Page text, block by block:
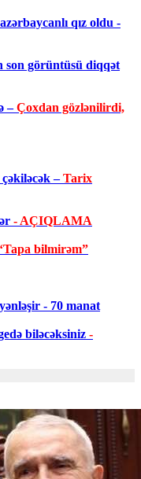
qız oldu -
son görüntüsü diqqət
–Çoxdan gözlənilirdi,
–Tarix
- AÇIQLAMA
bilmirəm”
- 70 manat
biləcəksiniz -